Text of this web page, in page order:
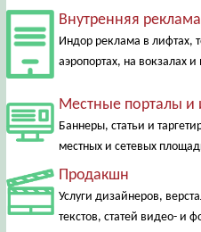
Внутренняя реклама
Индор реклама в лифтах,
аэропортах, на вокзалах и
Местные порталы и
Баннеры, статьи и
местных и сетевых
Продакшн
Услуги дизайнеров,
текстов, статей видео- и